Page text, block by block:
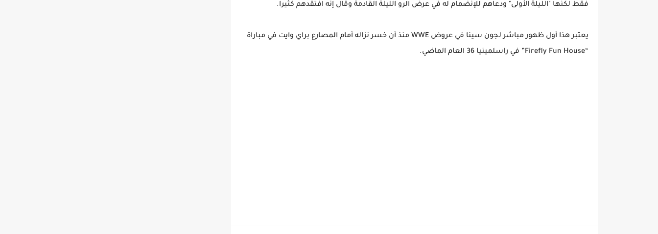
فقط لكنها "الليلة الأولى" ودعاهم للإنضمام له في عرض الرو الليلة القادمة وقال إنه افتقدهم كثيرا.
يعتبر هذا أول ظهور مباشر لجون سينا في عروض WWE منذ أن خسر نزاله أمام المصارع براي وايت في مباراة
“Firefly Fun House” في راسلمينيا 36 العام الماضي.